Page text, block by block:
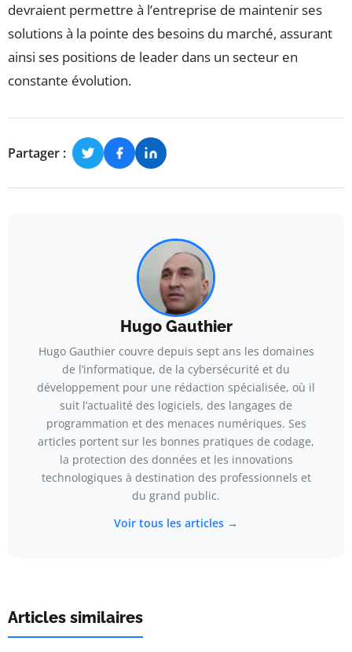
devraient permettre à l’entreprise de maintenir ses
solutions à la pointe des besoins du marché, assurant
ainsi ses positions de leader dans un secteur en
constante évolution.
Partager :
Hugo Gauthier
Hugo Gauthier couvre depuis sept ans les domaines
de l’informatique, de la cybersécurité et du
développement pour une rédaction spécialisée, où il
suit l’actualité des logiciels, des langages de
programmation et des menaces numériques. Ses
articles portent sur les bonnes pratiques de codage,
la protection des données et les innovations
technologiques à destination des professionnels et
du grand public.
Voir tous les articles →
Articles similaires